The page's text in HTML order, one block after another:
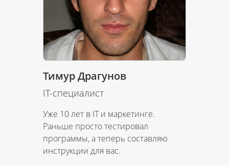
Тимур Драгунов
IT-специалист
Уже 10 лет в IT и маркетинге.
Раньше просто тестировал
программы, а теперь составляю
инструкции для вас.